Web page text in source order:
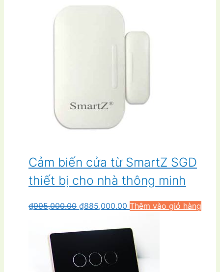
Cảm biến cửa từ SmartZ SGD
thiết bị cho nhà thông minh
₫995,000.00 Giá
là:
₫885,000.00 Giá
tại
là:
₫885,000.00.
Thêm vào giỏ hàng